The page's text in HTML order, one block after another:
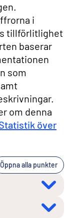
i
tillförlitlighet
baserar
som
om denna
över
Öppna alla punkter